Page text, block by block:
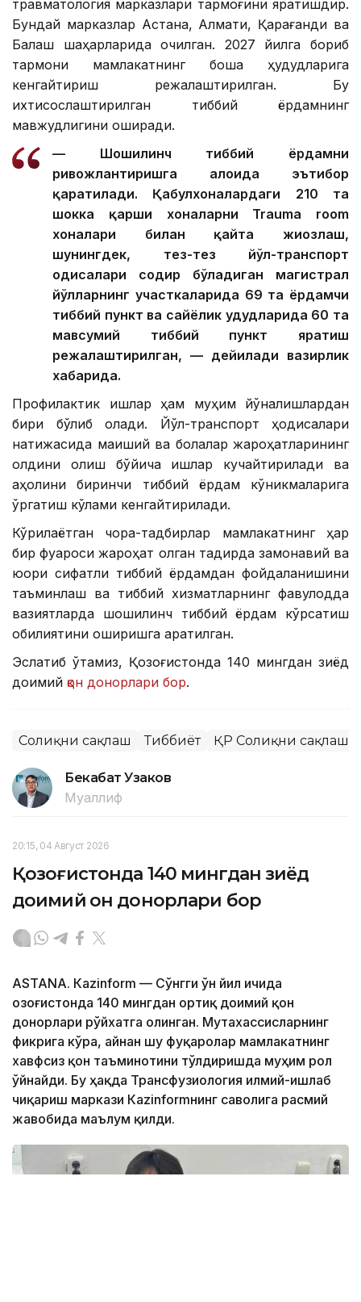
травматология марказлари тармоғини яратишдир.
Бундай марказлар Астана, Алмати, Қарағанди ва
Балқаш шаҳарларида очилган. 2027 йилга бориб
тармоқни мамлакатнинг бошқа ҳудудларига
кенгайтириш режалаштирилган. Бу
ихтисослаштирилган тиббий ёрдамнинг
мавжудлигини оширади.
— Шошилинч тиббий ёрдамни
ривожлантиришга алоҳида эътибор
қаратилади. Қабулхоналардаги 210 та
шокка қарши хоналарни Trauma room
хоналари билан қайта жиҳозлаш,
шунингдек, тез-тез йўл-транспорт
ҳодисалари содир бўладиган магистрал
йўлларнинг участкаларида 69 та ёрдамчи
тиббий пункт ва сайёҳлик ҳудудларида 60 та
мавсумий тиббий пункт яратиш
режалаштирилган, — дейилади вазирлик
хабарида.
Профилактик ишлар ҳам муҳим йўналишлардан
бири бўлиб қолади. Йўл-транспорт ҳодисалари
натижасида маиший ва болалар жароҳатларининг
олдини олиш бўйича ишлар кучайтирилади ва
аҳолини биринчи тиббий ёрдам кўникмаларига
ўргатиш кўлами кенгайтирилади.
Кўрилаётган чора-тадбирлар мамлакатнинг ҳар
бир фуқароси жароҳат олган тақдирда замонавий ва
юқори сифатли тиббий ёрдамдан фойдаланишини
таъминлаш ва тиббий хизматларнинг фавқулодда
вазиятларда шошилинч тиббий ёрдам кўрсатиш
қобилиятини оширишга қаратилган.
Эслатиб ўтамиз, Қозоғистонда 140 мингдан зиёд
доимий қон донорлари бор.
Соғлиқни сақлаш Тиббиёт ҚР Соғлиқни сақлаш
Бекабат Узаков
Муаллиф
20:15, 04 Август 2026
Қозоғистонда 140 мингдан зиёд
доимий қон донорлари бор
ASTANА. Кazinform — Сўнгги ўн йил ичида
Қозоғистонда 140 мингдан ортиқ доимий қон
донорлари рўйхатга олинган. Мутахассисларнинг
фикрига кўра, айнан шу фуқаролар мамлакатнинг
хавфсиз қон таъминотини тўлдиришда муҳим рол
ўйнайди. Бу ҳақда Трансфузиология илмий-ишлаб
чиқариш маркази Кazinformнинг саволига расмий
жавобида маълум қилди.